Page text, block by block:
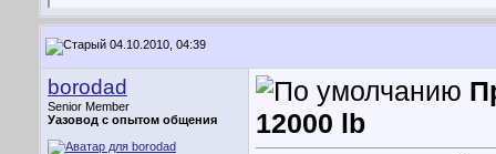
04.10.2010, 04:39
borodad
Senior Member
Уазовод с опытом общения
12000 lb